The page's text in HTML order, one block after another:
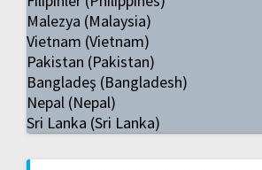
Malezya (Malaysia)
Vietnam (Vietnam)
Pakistan (Pakistan)
Bangladeş (Bangladesh)
Nepal (Nepal)
Sri Lanka (Sri Lanka)